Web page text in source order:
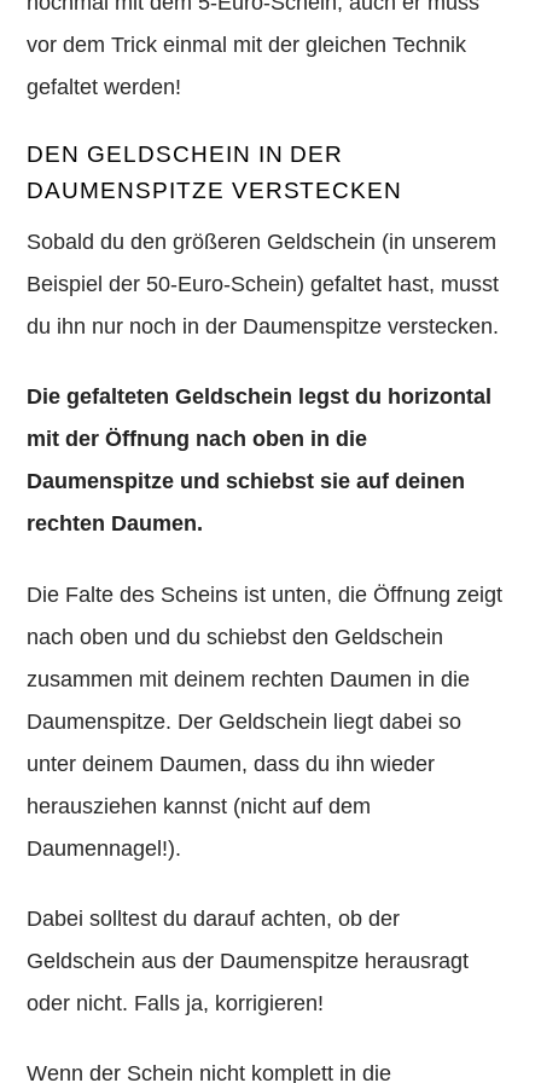
vor dem Trick einmal mit der gleichen Technik
gefaltet werden!
DEN GELDSCHEIN IN DER
DAUMENSPITZE VERSTECKEN
Sobald du den größeren Geldschein (in unserem
Beispiel der 50-Euro-Schein) gefaltet hast, musst
du ihn nur noch in der Daumenspitze verstecken.
Die gefalteten Geldschein legst du horizontal
mit der Öffnung nach oben in die
Daumenspitze und schiebst sie auf deinen
rechten Daumen.
Die Falte des Scheins ist unten, die Öffnung zeigt
nach oben und du schiebst den Geldschein
zusammen mit deinem rechten Daumen in die
Daumenspitze. Der Geldschein liegt dabei so
unter deinem Daumen, dass du ihn wieder
herausziehen kannst (nicht auf dem
Daumennagel!).
Dabei solltest du darauf achten, ob der
Geldschein aus der Daumenspitze herausragt
oder nicht. Falls ja, korrigieren!
Wenn der Schein nicht komplett in die